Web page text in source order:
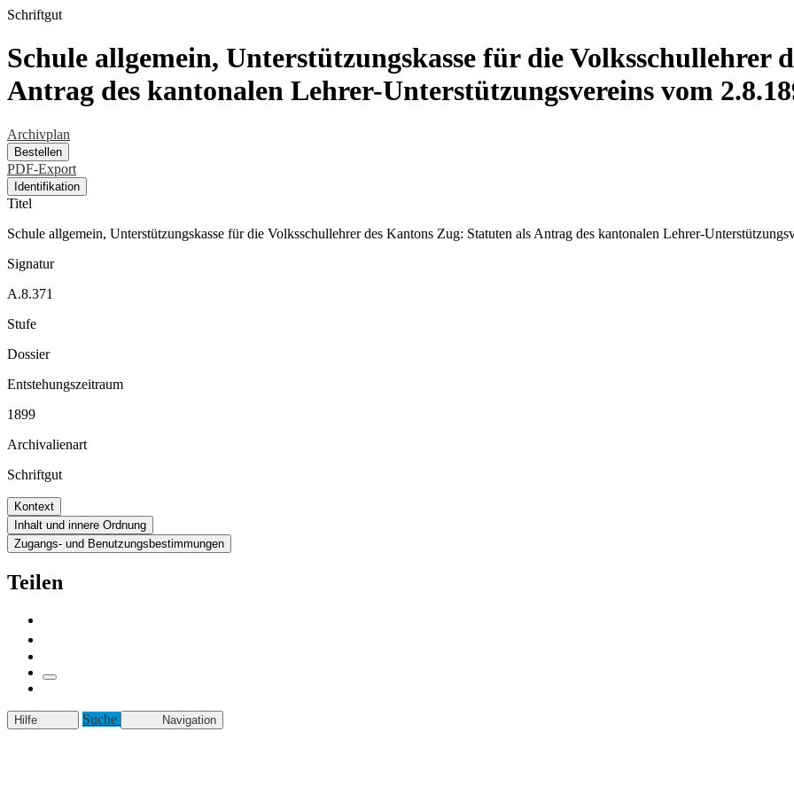
Schriftgut
Schule allgemein, Unterstützungskasse für die Volksschullehrer
Antrag des kantonalen Lehrer-Unterstützungsvereins vom
Archivplan
Bestellen
PDF-Export
Identifikation
Titel
Schule allgemein, Unterstützungskasse für die Volksschullehrer des Kantons Zug: Statuten als Antrag des kantonalen Lehrer-
Signatur
A.8.371
Stufe
Dossier
Entstehungszeitraum
1899
Archivalienart
Schriftgut
Kontext
Inhalt und innere Ordnung
Zugangs- und Benutzungsbestimmungen
Teilen
Hilfe Suche Navigation